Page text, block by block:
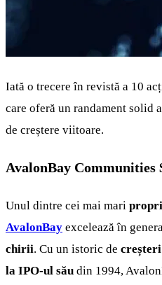
Iată o trecere în revistă a 10
care oferă un randament
de creștere viitoare.
AvalonBay Communities
Unul dintre cei mai mari
AvalonBay excelează în
chirii. Cu un istoric de creșteri
la IPO-ul său din 1994,